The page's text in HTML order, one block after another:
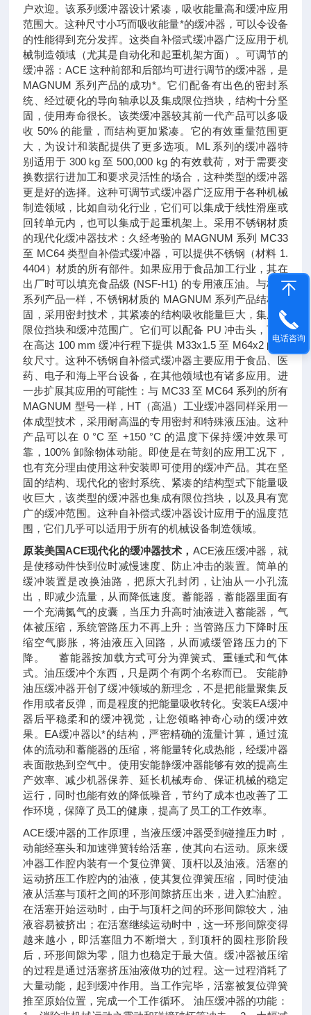
户欢迎。该系列缓冲器设计紧凑，吸收能量高和缓冲应用
范围大。这种尺寸小巧而吸收能量*的缓冲器，可以令设备
的性能得到充分发挥。这类自补偿式缓冲器广泛应用于机
械制造领域（尤其是自动化和起重机架方面）。可调节的
缓冲器：ACE 这种前部和后部均可进行调节的缓冲器，是
MAGNUM 系列产品的成功*。它们配备有出色的密封系
统、经过硬化的导向轴承以及集成限位挡块，结构十分坚
固，使用寿命很长。该类缓冲器较其前一代产品可以多吸
收 50% 的能量，而结构更加紧凑。它的有效重量范围更
大，为设计和装配提供了更多选项。ML 系列的缓冲器特
别适用于 300 kg 至 500,000 kg 的有效载荷，对于需要变
换数据行进加工和要求灵活性的场合，这种类型的缓冲器
更是好的选择。这种可调节式缓冲器广泛应用于各种机械
制造领域，比如自动化行业，它们可以集成于线性滑座或
回转单元内，也可以集成于起重机架上。采用不锈钢材质
的现代化缓冲器技术：久经考验的 MAGNUM 系列 MC33
至 MC64 类型自补偿式缓冲器，可以提供不锈钢（材料 1.
4404）材质的所有部件。如果应用于食品加工行业，其在
出厂时可以填充食品级 (NSF-H1) 的专用液压油。与标准
系列产品一样，不锈钢材质的 MAGNUM 系列产品结构坚
固，采用密封技术，其紧凑的结构吸收能量巨大，集成有
限位挡块和缓冲范围广。它们可以配备 PU 冲击头，可以
在高达 100 mm 缓冲行程下提供 M33x1.5 至 M64x2 的螺
纹尺寸。这种不锈钢自补偿式缓冲器主要应用于食品、医
药、电子和海上平台设备，在其他领域也有诸多应用。进
一步扩展其应用的可能性：与 MC33 至 MC64 系列的所有
MAGNUM 型号一样，HT（高温）工业缓冲器同样采用一
体成型技术，采用耐高温的专用密封和特殊液压油。这种
产品可以在 0 °C 至 +150 °C 的温度下保持缓冲效果可
靠，100% 卸除物体动能。即使是在苛刻的应用工况下，
也有充分理由使用这种安装即可使用的缓冲产品。其在坚
固的结构、现代化的密封系统、紧凑的结构型式下能量吸
收巨大，该类型的缓冲器也集成有限位挡块，以及具有宽
广的缓冲范围。这种自补偿式缓冲器设计应用于的温度范
围，它们几乎可以适用于所有的机械设备制造领域。
原装美国ACE现代化的缓冲器技术 ， ACE液压缓冲器，就
是使移动件快到位时减慢速度、防止冲击的装置。简单的
缓冲装置是改换油路，把原大孔封闭，让油从一小孔流
出，即减少流量，从而降低速度。蓄能器，蓄能器里面有
一个充满氮气的皮囊，当压力升高时油液进入蓄能器，气
体被压缩，系统管路压力不再上升；当管路压力下降时压
缩空气膨胀，将油液压入回路，从而减缓管路压力的下
降。 蓄能器按加载方式可分为弹簧式、重锤式和气体
式。油压缓冲个东西，只是两个有两个名称而已。 安能静
油压缓冲器开创了缓冲领域的新理念，不是把能量聚集反
作用或者反弹，而是程度的把能量吸收转化。安装EA缓冲
器后平稳柔和的缓冲视觉，让您领略神奇心动的缓冲效
果。EA缓冲器以*的结构，严密精确的流量计算，通过流
体的流动和蓄能器的压缩，将能量转化成热能，经缓冲器
表面散热到空气中。使用安能静缓冲器能够有效的提高生
产效率、减少机器保养、延长机械寿命、保证机械的稳定
运行，同时也能有效的降低噪音，节约了成本也改善了工
作环境，保障了员工的健康，提高了员工的工作效率。
ACE缓冲器的工作原理，当液压缓冲器受到碰撞压力时，
动能经塞头和加速弹簧转给活塞，使其向右运动。原来缓
冲器工作腔内装有一个复位弹簧、顶杆以及油液。活塞的
运动挤压工作腔内的油液，使其复位弹簧压缩，同时使油
液从活塞与顶杆之间的环形间隙挤压出来，进入贮油腔。
在活塞开始运动时，由于与顶杆之间的环形间隙较大，油
液容易被挤出；在活塞继续运动时中，这一环形间隙变得
越来越小，即活塞阻力不断增大，到顶杆的圆柱形阶段
后，环形间隙为零，阻力也稳定于最大值。缓冲器被压缩
的过程是通过活塞挤压油液做功的过程。这一过程消耗了
大量动能，起到缓冲作用。当工作完毕，活塞被复位弹簧
推至原始位置，完成一个工作循环。 油压缓冲器的功能：
电话咨询